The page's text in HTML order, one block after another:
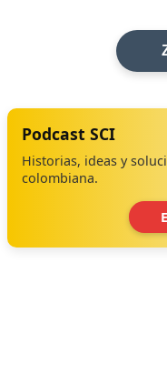
Podcast SCI
Historias, ideas y
colombiana.